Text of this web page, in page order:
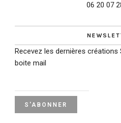
06 20 07
Recevez les dernières créations
boite mail